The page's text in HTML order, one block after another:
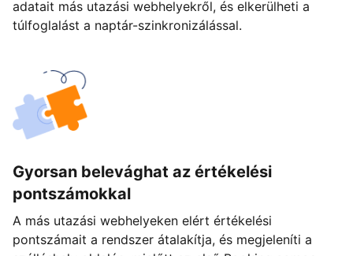
adatait más utazási webhelyekről, és elkerülheti a
túlfoglalást a naptár-szinkronizálással.
Gyorsan belevághat az értékelési
pontszámokkal
A más utazási webhelyeken elért értékelési
pontszámait a rendszer átalakítja, és megjeleníti a